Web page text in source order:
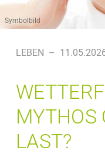
Symbolbild
LEBEN –
MYTHOS
LAST?